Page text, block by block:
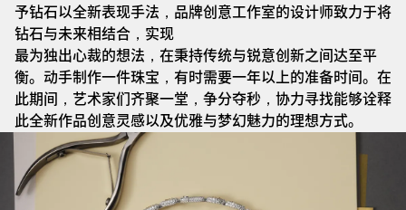
予钻石以全新表现手法，品牌创意工作室的设计师致力于将
钻石与未来相结合，实现
最为独出心裁的想法，在秉持传统与锐意创新之间达至平
衡。动手制作一件珠宝，有时需要一年以上的准备时间。在
此期间，艺术家们齐聚一堂，争分夺秒，协力寻找能够诠释
此全新作品创意灵感以及优雅与梦幻魅力的理想方式。